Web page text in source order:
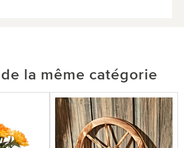
la même catégorie